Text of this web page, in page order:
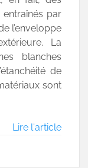
par
l’enveloppe
La
blanches
de
sont
Lire l'article